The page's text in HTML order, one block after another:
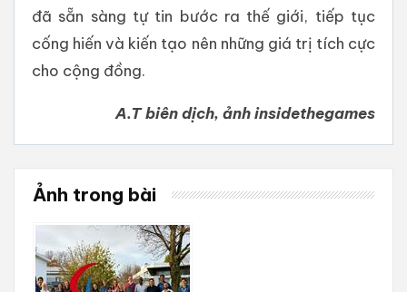
đã sẵn sàng tự tin bước ra thế giới, tiếp tục
cống hiến và kiến tạo nên những giá trị tích cực
cho cộng đồng.
A.T biên dịch, ảnh insidethegames
Ảnh trong bài